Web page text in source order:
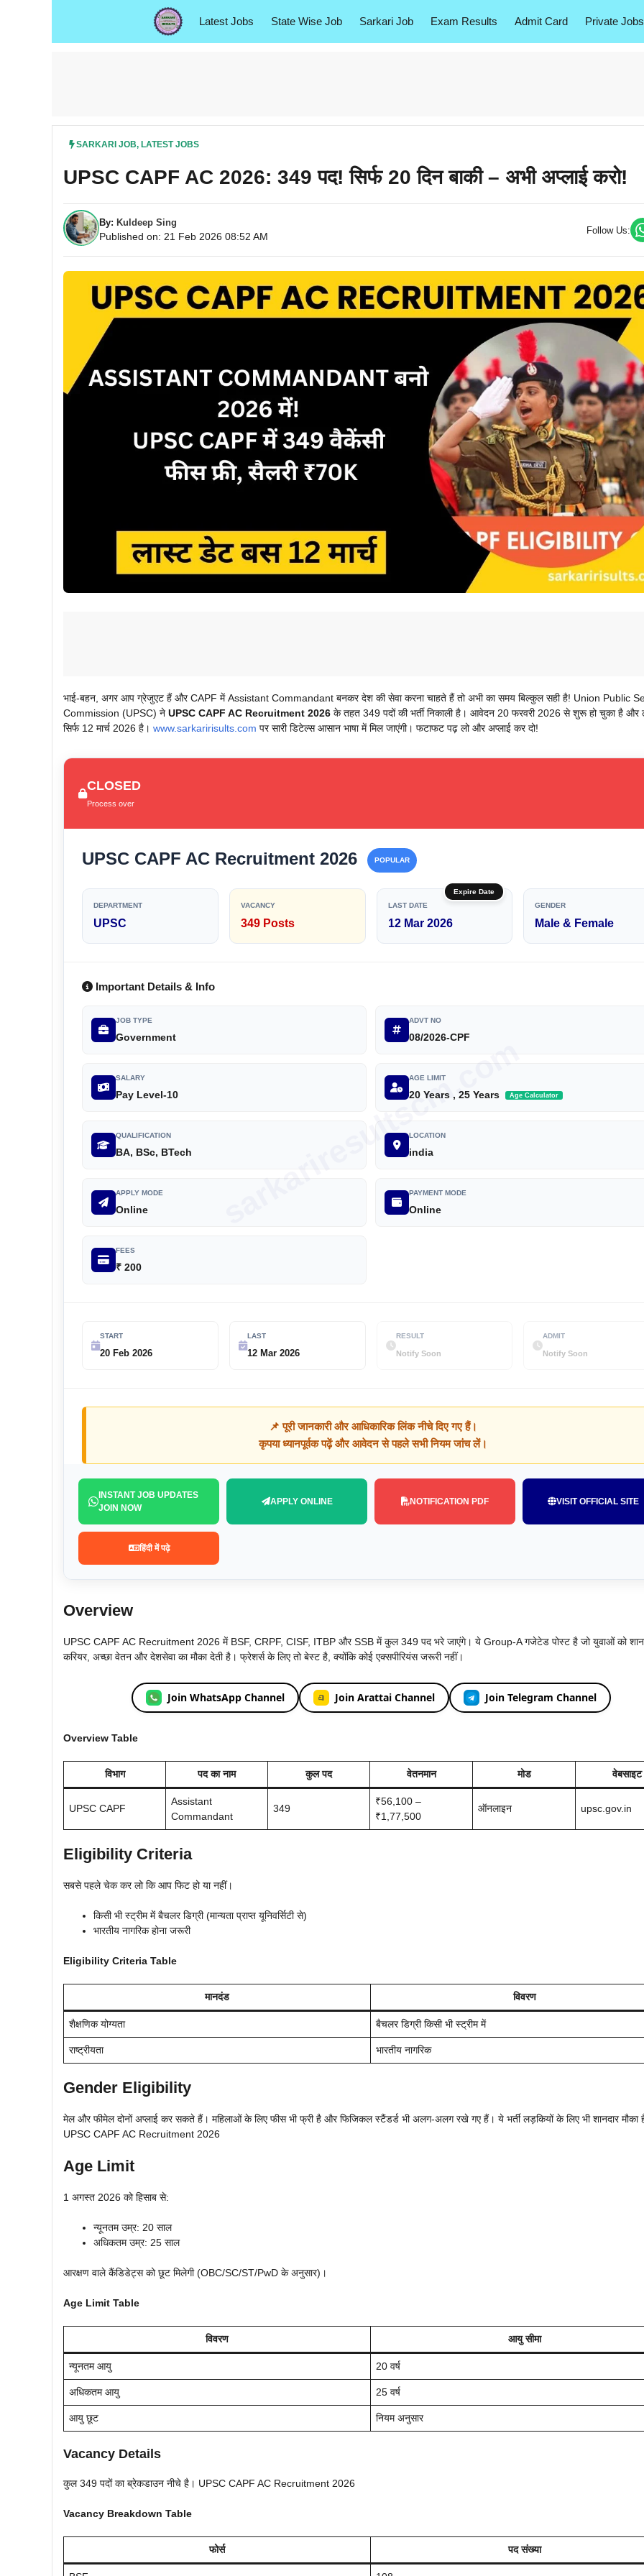
Latest Jobs State Wise Job Sarkari Job Exam Results Admit Card Private Jobs
SARKARI JOB, LATEST JOBS
UPSC CAPF AC 2026: 349 पद! सिर्फ 20 दिन बाकी – अभी अप्लाई करो!
By: Kuldeep Sing
Published on: 21 Feb 2026 08:52 AM
Follow Us:
भाई-बहन, अगर आप ग्रेजुएट हैं और CAPF में Assistant Commandant बनकर देश की सेवा करना चाहते हैं तो अभी का समय बिल्कुल सही है! Union Public
Commission (UPSC) ने UPSC CAPF AC Recruitment 2026 के तहत 349 पदों की भर्ती निकाली है। आवेदन 20 फरवरी 2026 से शुरू हो चुका है और
सिर्फ 12 मार्च 2026 है। www.sarkaririsults.com पर सारी डिटेल्स आसान भाषा में मिल जाएंगी। फटाफट पढ़ लो और अप्लाई कर दो!
CLOSED
Process over
UPSC CAPF AC Recruitment 2026 POPULAR
DEPARTMENT
UPSC
VACANCY
349 Posts
Expire Date
LAST DATE
12 Mar 2026
GENDER
Male & Female
sarkariresultscm.com
Important Details & Info
JOB TYPE
Government
ADVT NO
08/2026-CPF
SALARY
Pay Level-10
AGE LIMIT
20 Years , 25 Years Age Calculator
QUALIFICATION
BA, BSc, BTech
LOCATION
india
APPLY MODE
Online
PAYMENT MODE
Online
FEES
₹ 200
START
20 Feb 2026
LAST
12 Mar 2026
RESULT
Notify Soon
ADMIT
Notify Soon
📌 पूरी जानकारी और आधिकारिक लिंक नीचे दिए गए हैं।
कृपया ध्यानपूर्वक पढ़ें और आवेदन से पहले सभी नियम जांच लें।
INSTANT JOB UPDATES
JOIN NOW
APPLY ONLINE NOTIFICATION PDF VISIT OFFICIAL SITE
हिंदी में पढ़े
Overview
UPSC CAPF AC Recruitment 2026 में BSF, CRPF, CISF, ITBP और SSB में कुल 349 पद भरे जाएंगे। ये Group-A गजेटेड पोस्ट है जो युवाओं को
करियर, अच्छा वेतन और देशसेवा का मौका देती है। फ्रेशर्स के लिए तो बेस्ट है, क्योंकि कोई एक्सपीरियंस जरूरी नहीं।
Join WhatsApp Channel Join Arattai Channel Join Telegram Channel
Overview Table
विभाग पद का नाम कुल पद वेतनमान मोड वेबसाइट
UPSC CAPF
Assistant
Commandant
349
₹56,100 –
₹1,77,500
ऑनलाइन upsc.gov.in
Eligibility Criteria
सबसे पहले चेक कर लो कि आप फिट हो या नहीं।
किसी भी स्ट्रीम में बैचलर डिग्री (मान्यता प्राप्त यूनिवर्सिटी से)
भारतीय नागरिक होना जरूरी
Eligibility Criteria Table
मानदंड विवरण
शैक्षणिक योग्यता बैचलर डिग्री किसी भी स्ट्रीम में
राष्ट्रीयता भारतीय नागरिक
Gender Eligibility
मेल और फीमेल दोनों अप्लाई कर सकते हैं। महिलाओं के लिए फीस भी फ्री है और फिजिकल स्टैंडर्ड भी अलग-अलग रखे गए हैं। ये भर्ती लड़कियों के लिए भी शानदार मौका
UPSC CAPF AC Recruitment 2026
Age Limit
1 अगस्त 2026 को हिसाब से:
न्यूनतम उम्र: 20 साल
अधिकतम उम्र: 25 साल
आरक्षण वाले कैंडिडेट्स को छूट मिलेगी (OBC/SC/ST/PwD के अनुसार)।
Age Limit Table
विवरण आयु सीमा
न्यूनतम आयु 20 वर्ष
अधिकतम आयु 25 वर्ष
आयु छूट नियम अनुसार
Vacancy Details
कुल 349 पदों का ब्रेकडाउन नीचे है। UPSC CAPF AC Recruitment 2026
Vacancy Breakdown Table
फोर्स पद संख्या